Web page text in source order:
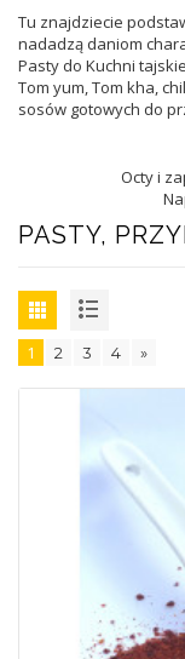
Tu znajdziecie
nadadzą daniom
Pasty do Kuchni
Tom yum, Tom kha,
sosów gotowych do
Octy i
PASTY,
1 2 3 4 »